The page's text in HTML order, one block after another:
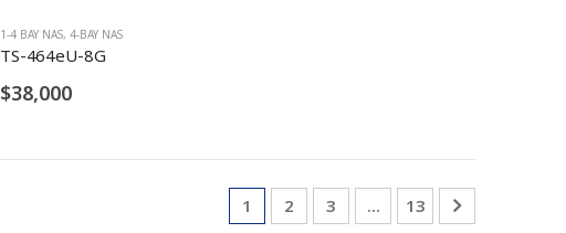
1-4 BAY NAS, 4-BAY NAS
TS-464eU-8G
$38,000
1 2 3 … 13